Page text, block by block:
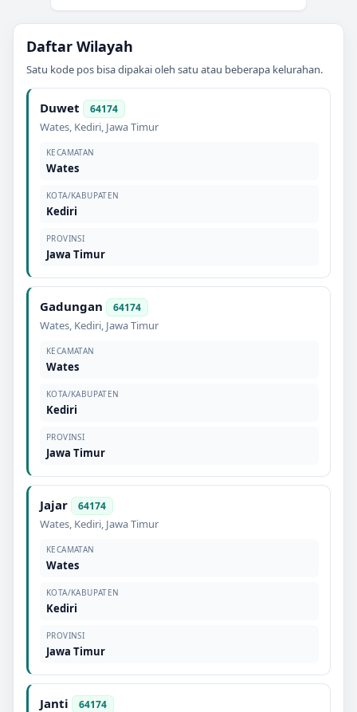
Daftar Wilayah
Satu kode pos bisa dipakai oleh satu atau beberapa kelurahan.
Duwet 64174
Wates, Kediri, Jawa Timur
KECAMATAN
Wates
KOTA/KABUPATEN
Kediri
PROVINSI
Jawa Timur
Gadungan 64174
Wates, Kediri, Jawa Timur
KECAMATAN
Wates
KOTA/KABUPATEN
Kediri
PROVINSI
Jawa Timur
Jajar 64174
Wates, Kediri, Jawa Timur
KECAMATAN
Wates
KOTA/KABUPATEN
Kediri
PROVINSI
Jawa Timur
Janti 64174